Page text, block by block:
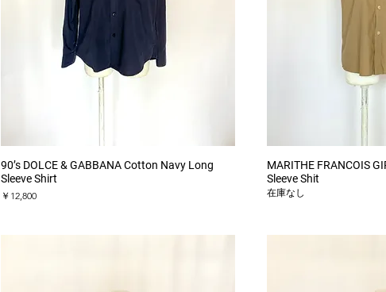
クイックビュー
90’s DOLCE & GABBANA Cotton Navy Long
Sleeve Shirt
価格
￥12,800
クイッ
MARITHE FRANCOIS
Sleeve Shit
在庫なし